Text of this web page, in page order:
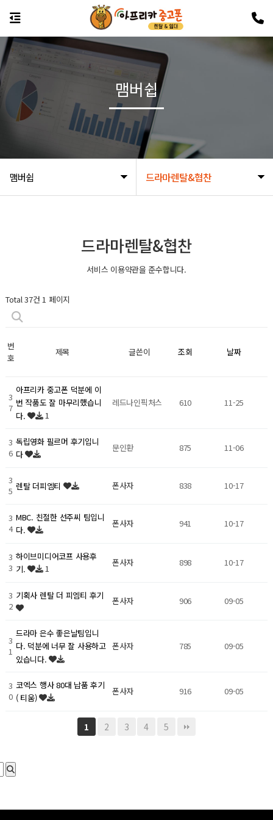
맴버쉽 드라마렌탈&협찬
맴버쉽
드라마렌탈&협찬
서비스 이용약관을 준수합니다.
Total 37건 1 페이지
번
호
제목 글쓴이 조회 날짜
3
7
아프리카 중고폰 덕분에 이
번 작품도 잘 마무리했습니
다.
1
레드나인픽처스 610 11-25
3
6
독립영화 필르머 후기입니
다
문인환 875 11-06
3
5 렌탈 더피엠티 폰사자 838 10-17
3
4
MBC. 친절한 선주씨 팀입니
다.
폰사자 941 10-17
3
3
하이브미디어코프 사용후
기.
1
폰사자 898 10-17
3
2
기획사 렌탈 더 피엠티 후기 폰사자 906 09-05
3
1
드라마 은수 좋은날팀입니
다. 덕분에 너무 잘 사용하고
있습니다.
폰사자 785 09-05
3
0
코엑스 행사 80대 납품 후기
( 티움)
폰사자 916 09-05
1 2 3 4 5